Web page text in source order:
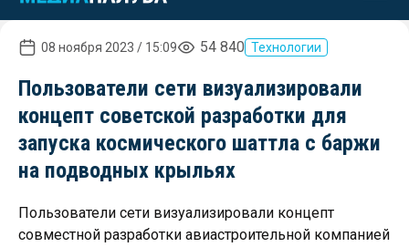
08 ноября 2023 / 15:09 54 840 Технологии
Пользователи сети визуализировали
концепт советской разработки для
запуска космического шаттла с баржи
на подводных крыльях
Пользователи сети визуализировали концепт
совместной разработки авиастроительной компанией